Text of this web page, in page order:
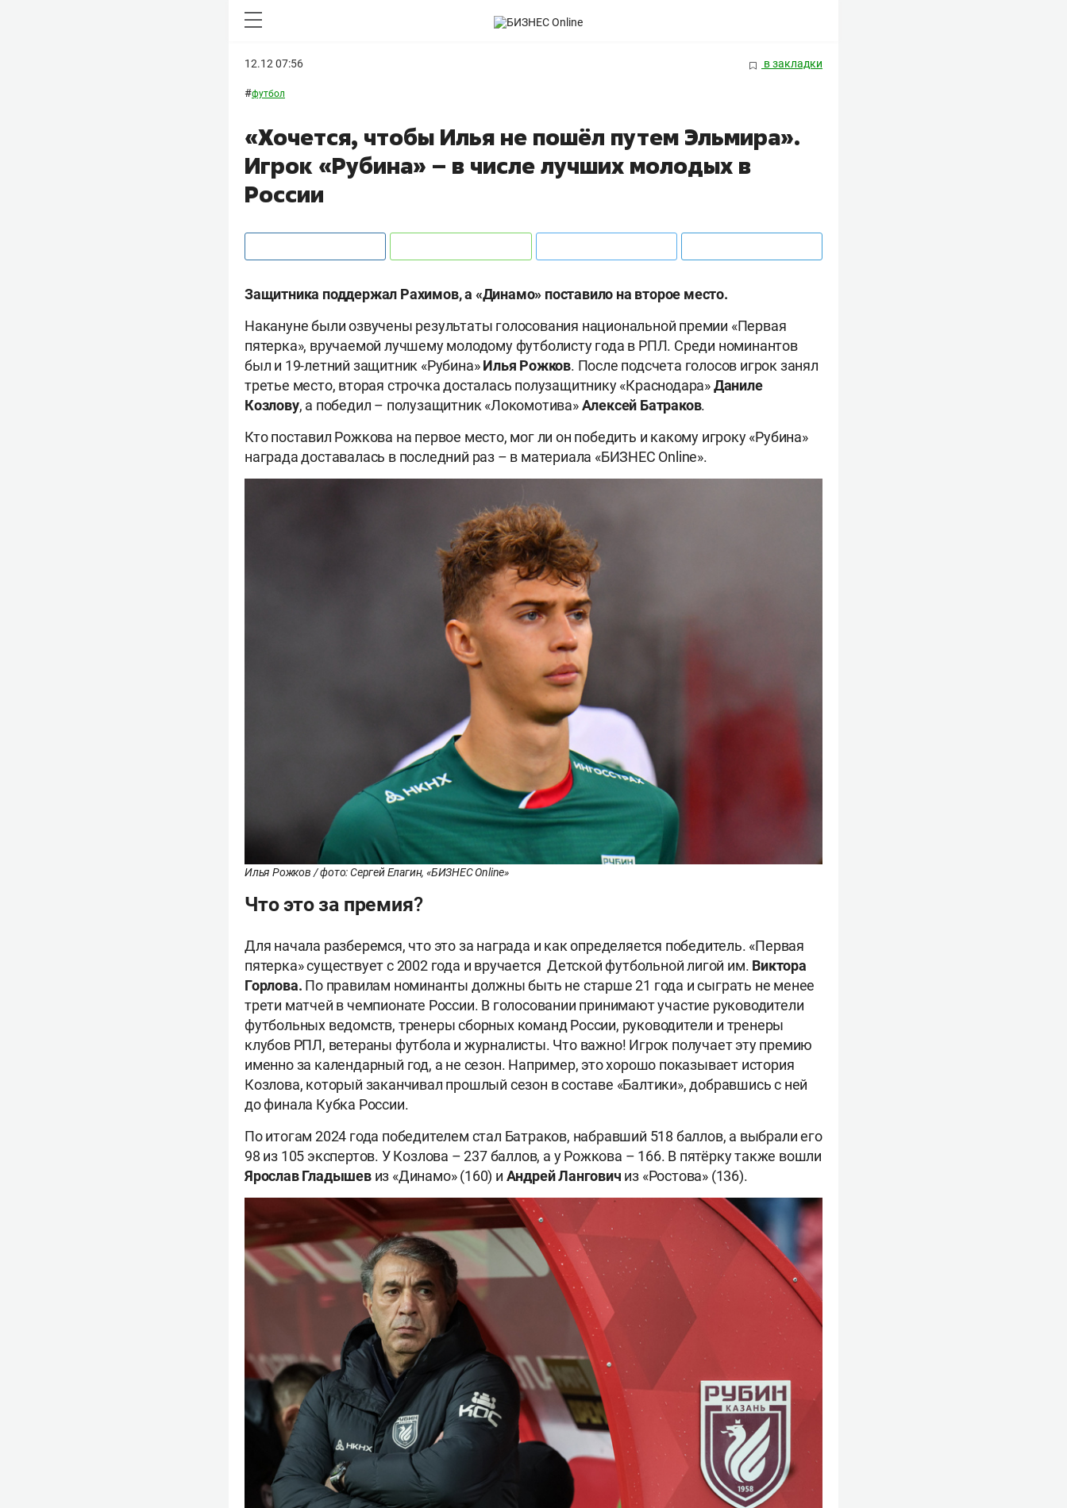
12.12 07:56 в закладки
#футбол
«Хочется, чтобы Илья не пошёл путем Эльмира».
Игрок «Рубина» – в числе лучших молодых в
России
Защитника поддержал Рахимов, а «Динамо» поставило на второе место.
Накануне были озвучены результаты голосования национальной премии «Первая
пятерка», вручаемой лучшему молодому футболисту года в РПЛ. Среди номинантов
был и 19-летний защитник «Рубина»Илья Рожков. После подсчета голосов игрок занял
третье место, вторая строчка досталась полузащитнику «Краснодара»Даниле
Козлову, а победил – полузащитник «Локомотива»Алексей Батраков.
Кто поставил Рожкова на первое место, мог ли он победить и какому игроку «Рубина»
награда доставалась в последний раз – в материала «БИЗНЕС Online».
Илья Рожков / фото: Сергей Елагин, «БИЗНЕС Online»
Что это за премия?
Для начала разберемся, что это за награда и как определяется победитель. «Первая
пятерка» существует с 2002 года и вручается Детской футбольной лигой им. Виктора
Горлова. По правилам номинанты должны быть не старше 21 года и сыграть не менее
трети матчей в чемпионате России. В голосовании принимают участие руководители
футбольных ведомств, тренеры сборных команд России, руководители и тренеры
клубов РПЛ, ветераны футбола и журналисты. Что важно! Игрок получает эту премию
именно за календарный год, а не сезон. Например, это хорошо показывает история
Козлова, который заканчивал прошлый сезон в составе «Балтики», добравшись с ней
до финала Кубка России.
По итогам 2024 года победителем стал Батраков, набравший 518 баллов, а выбрали его
98 из 105 экспертов. У Козлова – 237 баллов, а у Рожкова – 166. В пятёрку также вошли
Ярослав Гладышевиз «Динамо» (160) и Андрей Лангович из «Ростова» (136).